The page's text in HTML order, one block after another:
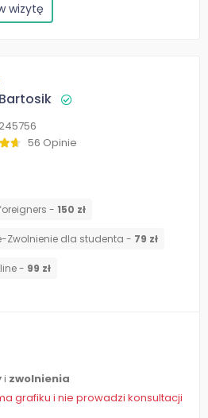
wizytę
56 Opinie
- 150 zł
Zwolnienie dla studenta - 79 zł
- 99 zł
i zwolnienia
grafiku i nie prowadzi konsultacji